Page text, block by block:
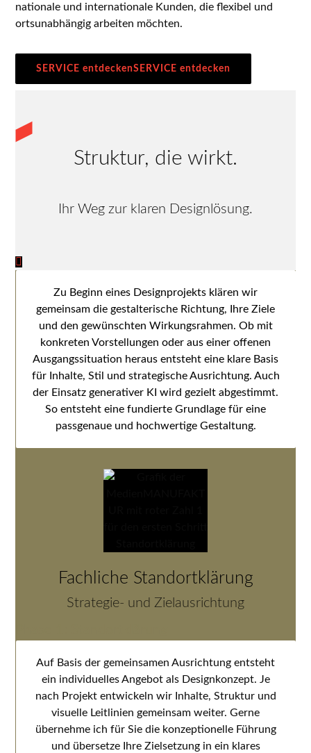
nationale und internationale Kunden, die flexibel und
ortsunabhängig arbeiten möchten.
SERVICE entdeckenSERVICE entdecken
Struktur, die wirkt.
Ihr Weg zur klaren Designlösung.
Zu Beginn eines Designprojekts klären wir
gemeinsam die gestalterische Richtung, Ihre Ziele
und den gewünschten Wirkungsrahmen. Ob mit
konkreten Vorstellungen oder aus einer offenen
Ausgangssituation heraus entsteht eine klare Basis
für Inhalte, Stil und strategische Ausrichtung. Auch
der Einsatz generativer KI wird gezielt abgestimmt.
So entsteht eine fundierte Grundlage für eine
passgenaue und hochwertige Gestaltung.
Fachliche Standortklärung
Strategie- und Zielausrichtung
Auf Basis der gemeinsamen Ausrichtung entsteht
ein individuelles Angebot als Designkonzept. Je
nach Projekt entwickeln wir Inhalte, Struktur und
visuelle Leitlinien gemeinsam weiter. Gerne
übernehme ich für Sie die konzeptionelle Führung
und übersetze Ihre Zielsetzung in ein klares